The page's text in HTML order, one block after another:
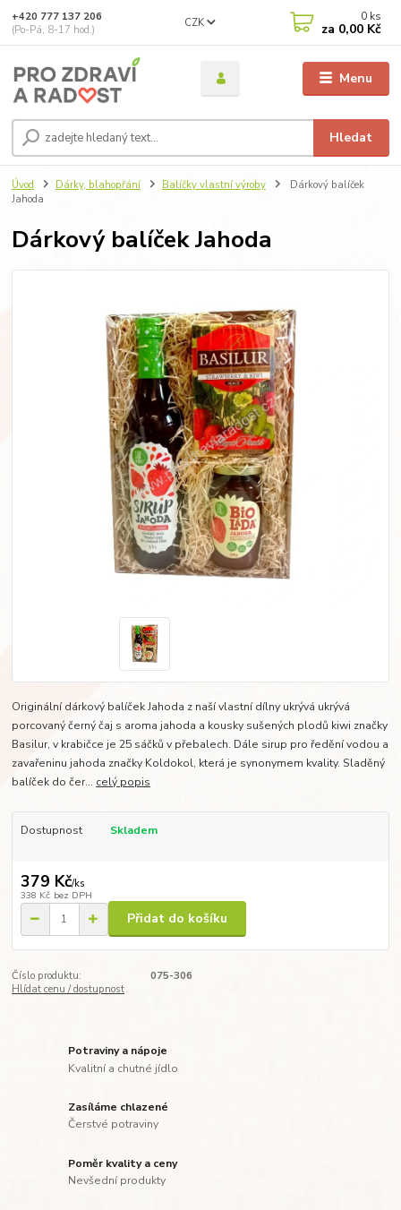
Menu
CZK
Hledat
+420 777 137 206
(Po-Pá, 8-17 hod.)
0 ks
za 0,00 Kč
Úvod Dárky, blahopřání Balíčky vlastní výroby
Dárkový balíček
Jahoda
Dárkový balíček Jahoda
Originální dárkový balíček Jahoda z naší vlastní dílny ukrývá ukrývá
porcovaný černý čaj s aroma jahoda a kousky sušených plodů kiwi značky
Basilur, v krabičce je 25 sáčků v přebalech. Dále sirup pro ředění vodou a
zavařeninu jahoda značky Koldokol, která je synonymem kvality. Sladěný
balíček do čer... celý popis
Dostupnost Skladem
379 Kč/ks
338 Kč bez DPH
Přidat do košíku
Číslo produktu:
075-306
Hlídat cenu / dostupnost
Potraviny a nápoje
Kvalitní a chutné jídlo
Zasíláme chlazené
Čerstvé potraviny
Poměr kvality a ceny
Nevšední produkty